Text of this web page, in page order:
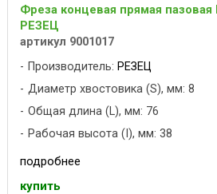
Фреза концевая прямая пазовая
РЕЗЕЦ
артикул 9001017
Производитель: РЕЗЕЦ
Диаметр хвостовика (S), мм: 8
Общая длина (L), мм: 76
Рабочая высота (I), мм: 38
подробнее
купить